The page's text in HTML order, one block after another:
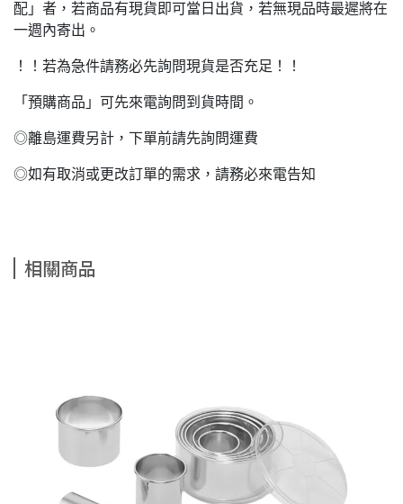
配」者，若商品有現貨即可當日出貨，若無現品時最遲將在
一週內寄出。
！！若為急件請務必先詢問現貨是否充足！！
「預購商品」可先來電詢問到貨時間。
◎離島運費另計，下單前請先詢問運費
◎如有取消或更改訂單的需求，請務必來電告知
相關商品